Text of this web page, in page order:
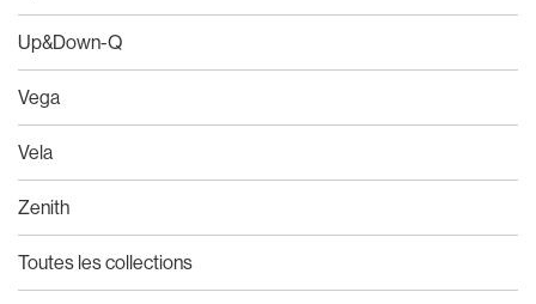
Up&Down-Q
Vega
Vela
Zenith
Toutes les collections